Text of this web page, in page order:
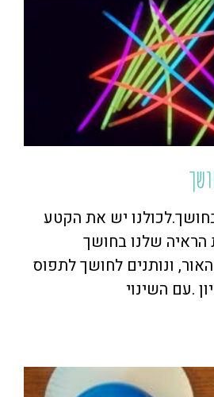
יש את הקטע
שלנו בחושך
ונותנים לחושך לתפוס
.עם השינוי